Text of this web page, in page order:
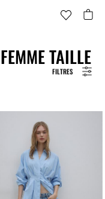
FILTRES
TAILLE